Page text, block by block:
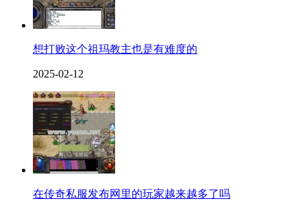
想打败这个祖玛教主也是有难度的
2025-02-12
在传奇私服发布网里的玩家越来越多了吗